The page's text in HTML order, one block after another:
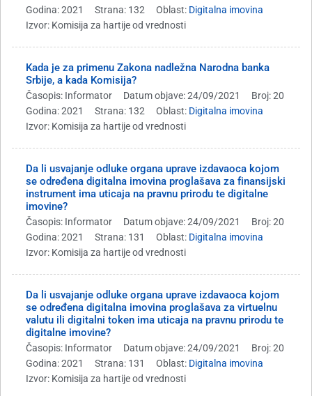
Godina: 2021
Strana: 132 Oblast: Digitalna imovina
Izvor: Komisija za hartije od vrednosti
Kada je za primenu Zakona nadležna Narodna banka
Srbije, a kada Komisija?
Časopis: Informator Datum objave: 24/09/2021
Broj: 20
Godina: 2021
Strana: 132 Oblast: Digitalna imovina
Izvor: Komisija za hartije od vrednosti
Da li usvajanje odluke organa uprave izdavaoca kojom
se određena digitalna imovina proglašava za finansijski
instrument ima uticaja na pravnu prirodu te digitalne
imovine?
Časopis: Informator Datum objave: 24/09/2021
Broj: 20
Godina: 2021
Strana: 131 Oblast: Digitalna imovina
Izvor: Komisija za hartije od vrednosti
Da li usvajanje odluke organa uprave izdavaoca kojom
se određena digitalna imovina proglašava za virtuelnu
valutu ili digitalni token ima uticaja na pravnu prirodu te
digitalne imovine?
Časopis: Informator Datum objave: 24/09/2021
Broj: 20
Godina: 2021
Strana: 131 Oblast: Digitalna imovina
Izvor: Komisija za hartije od vrednosti